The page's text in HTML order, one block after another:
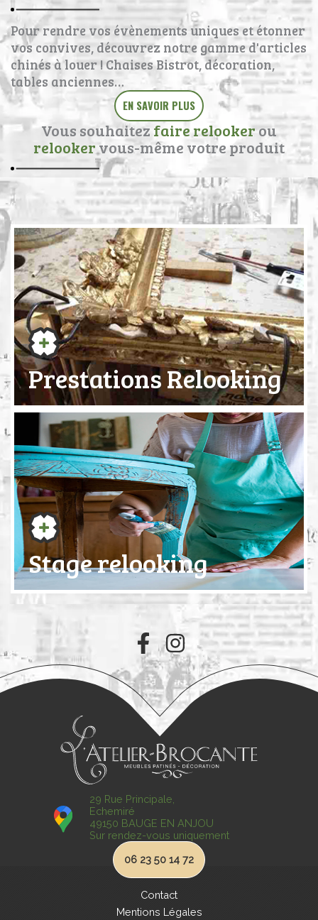
Pour rendre vos évènements uniques et étonner
vos convives, découvrez notre gamme d'articles
chinés à louer ! Chaises Bistrot, décoration,
tables anciennes…
EN SAVOIR PLUS
Vous souhaitez faire relookerou
relookervous-même votre produit
Prestations Relooking
Stage relooking
29 Rue Principale,
Echemiré
49150 BAUGE EN ANJOU
Sur rendez-vous uniquement
06 23 50 14 72
Contact
Mentions Légales